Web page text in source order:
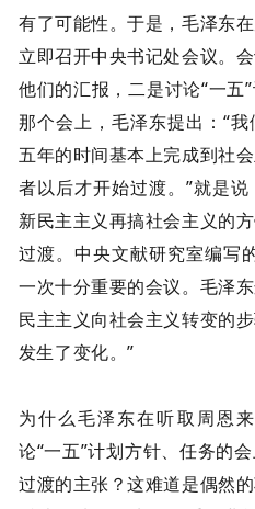
有了可能性。于是，毛泽东
立即召开中央书记处会议。
他们的汇报，二是讨论“一五
那个会上，毛泽东提出：“
五年的时间基本上完成到社
者以后才开始过渡。”就是
新民主主义再搞社会主义的
过渡。中央文献研究室编写
一次十分重要的会议。毛泽
民主主义向社会主义转变的
发生了变化。”
为什么毛泽东在听取周恩
论“一五”计划方针、任务的
过渡的主张？这难道是偶然